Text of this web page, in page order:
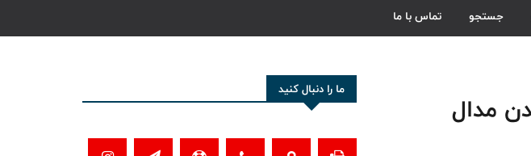
جستجو تماس با ما
مدال ما را دنبال کنید